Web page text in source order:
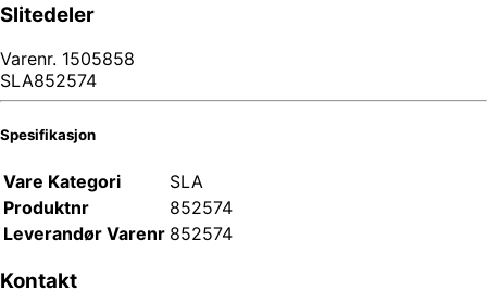
Slitedeler
Varenr. 1505858
SLA852574
Spesifikasjon
Vare Kategori
SLA
Produktnr
852574
Leverandør Varenr 852574
Kontakt